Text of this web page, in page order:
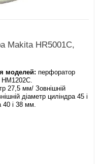
Makita HR5001С,
моделей: перфоратор
27,5 мм/ Зовнішній
діаметр циліндра 45 і
40 і 38 мм.